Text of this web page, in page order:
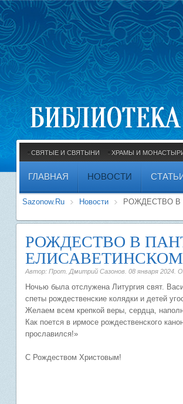
СВЯТЫЕ И СВЯТЫНИ ХРАМЫ И
ГЛАВНАЯ НОВОСТИ
Sazonow.Ru Новости РОЖДЕСТВО В
РОЖДЕСТВО В
Автор: Прот. Дмитрий Сазонов. 08 января 2024 .
Ночью была отслужена Литургия свят.
спеты рождественские колядки и детей
Желаем всем крепкой веры, сердца,
Как поется в ирмосе рождественского
прославился!»
С Рождеством Христовым!